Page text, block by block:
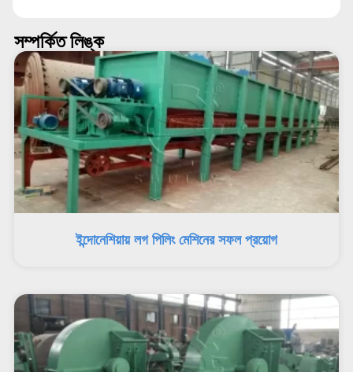
সম্পর্কিত লিঙ্ক
ইন্দোনেশিয়ায় লগ পিলিং মেশিনের সফল প্রয়োগ